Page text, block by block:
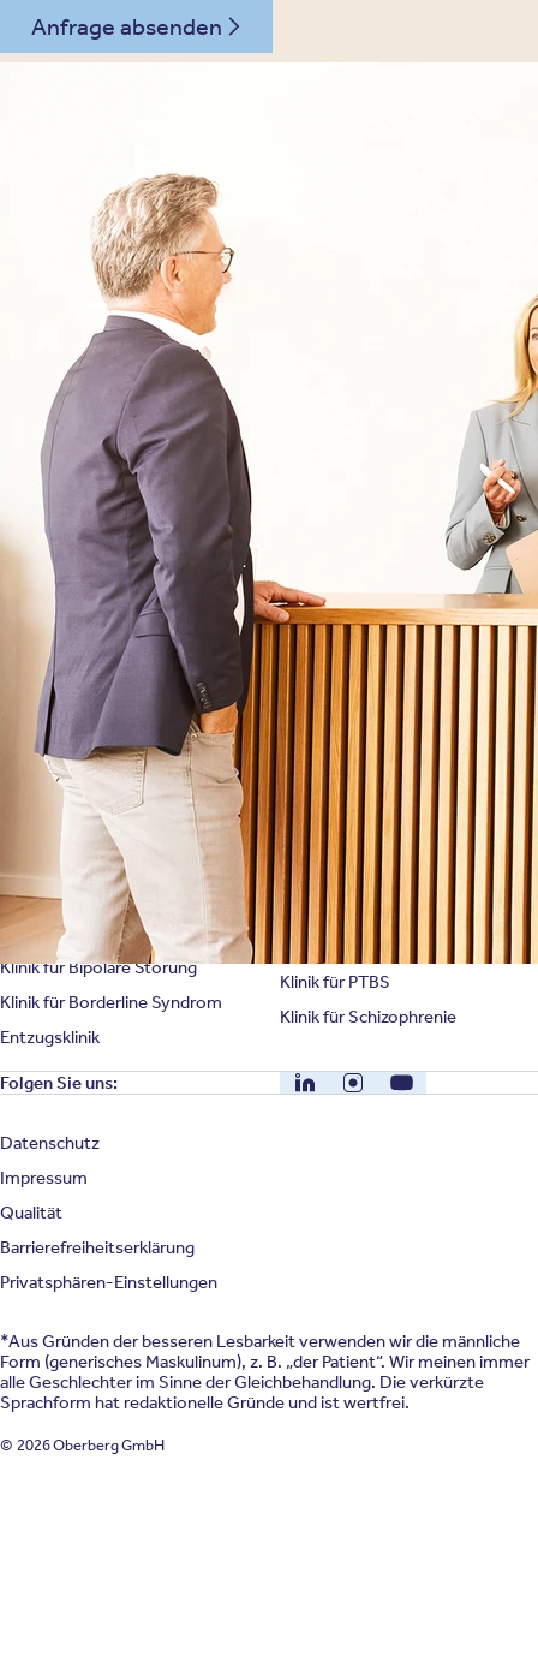
Anfrage absenden
Informationen
Für Patienten
Für Zuweiser
Für Angehörige
Über Oberberg
Kliniken für Kinder & Jugendlichen
Krankheitsbilder & Therapien
Behandlungsfelder
Therapien
Symptome & Beschwerden
Selbsttests
Presse
Bewertungen
Karriere
Unternehmensfakten
Spezialisierte Kliniken
Klinik für Depression
Klinik für Burnout
Klinik für Angststörung
Klinik für Zwangsstörung
Klinik für Persönlichkeitsstörung
Klinik für Bipolare Störung
Klinik für Borderline Syndrom
Entzugsklinik
Suchtklinik
Klinik für Anorexie
Klinik für Erschöpfung
Klinik für Essstörung
Klinik für Mediensucht
Klinik für Psychose
Klinik für PTBS
Klinik für Schizophrenie
Folgen Sie uns: LinkedInInstagramYouTube
Datenschutz
Impressum
Qualität
Barrierefreiheitserklärung
Privatsphären-Einstellungen
*Aus Gründen der besseren Lesbarkeit verwenden wir die männliche
Form (generisches Maskulinum), z. B. „der Patient“. Wir meinen immer
alle Geschlechter im Sinne der Gleichbehandlung. Die verkürzte
Sprachform hat redaktionelle Gründe und ist wertfrei.
© 2026 Oberberg GmbH